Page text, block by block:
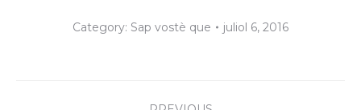
Category: Sap vostè que juliol 6, 2016